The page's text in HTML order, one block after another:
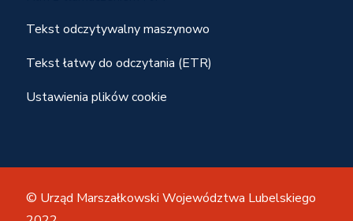
Tekst odczytywalny maszynowo
Tekst łatwy do odczytania (ETR)
Ustawienia plików cookie
© Urząd Marszałkowski Województwa Lubelskiego